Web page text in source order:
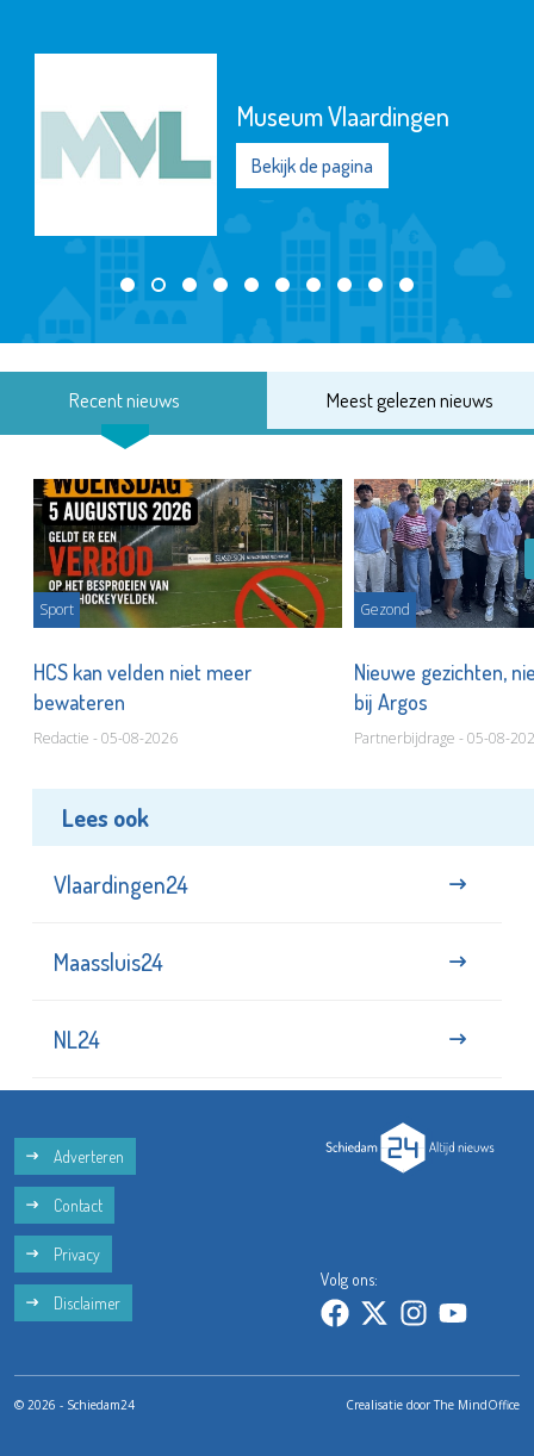
Museum Vlaardingen
Bekijk de pagina
Recent nieuws Meest gelezen nieuws
Sport
HCS kan velden niet meer
bewateren
Redactie - 05-08-2026
Gezond
Nieuwe gezichten,
bij Argos
Partnerbijdrage - 05-08-
Lees ook
Vlaardingen24
Maassluis24
NL24
Adverteren
Contact
Privacy
Disclaimer
Volg ons:
© 2026 - Schiedam24 Crealisatie doorThe MindOffice